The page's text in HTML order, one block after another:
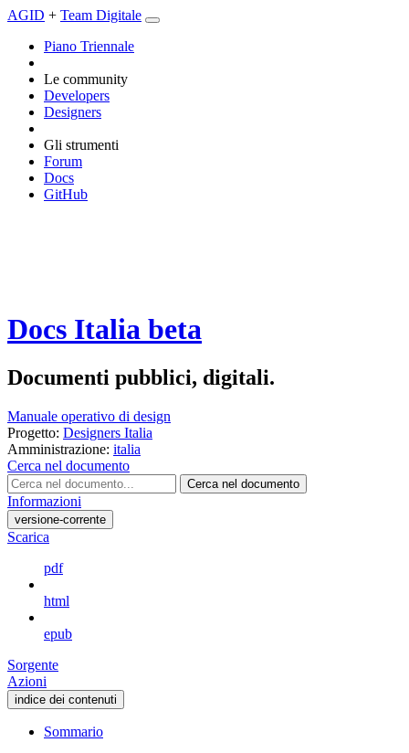
AGID + Team Digitale
Piano Triennale
Le community
Developers
Designers
Gli strumenti
Forum
Docs
GitHub
Docs Italia beta
Documenti pubblici, digitali.
Manuale operativo di design
Progetto: Designers Italia
Amministrazione: italia
Cerca nel documento
Cerca nel documento
Informazioni
versione-corrente
Scarica
pdf
html
epub
Sorgente
Azioni
indice dei contenuti
Sommario